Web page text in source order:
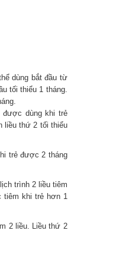
dùng bắt đầu từ
tối thiểu 1 tháng.
dùng khi trẻ
liều thứ 2 tối thiểu
trẻ được 2 tháng
trình 2 liều tiêm
tiêm khi trẻ hơn 1
2 liều. Liều thứ 2